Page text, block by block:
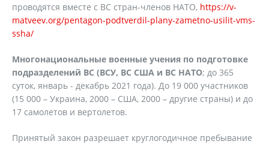
проводятся вместе с ВС стран-членов НАТО, https://v-
matveev.org/pentagon-podtverdil-plany-zametno-usilit-vms-
ssha/
Многонациональные военные учения по подготовке
подразделений ВС (ВСУ, ВС США и ВС НАТО; до 365
суток, январь - декабрь 2021 года). До 19 000 участников
(15 000 – Украина, 2000 – США, 2000 – другие страны) и до
17 самолетов и вертолетов.
Принятый закон разрешает круглогодичное пребывание